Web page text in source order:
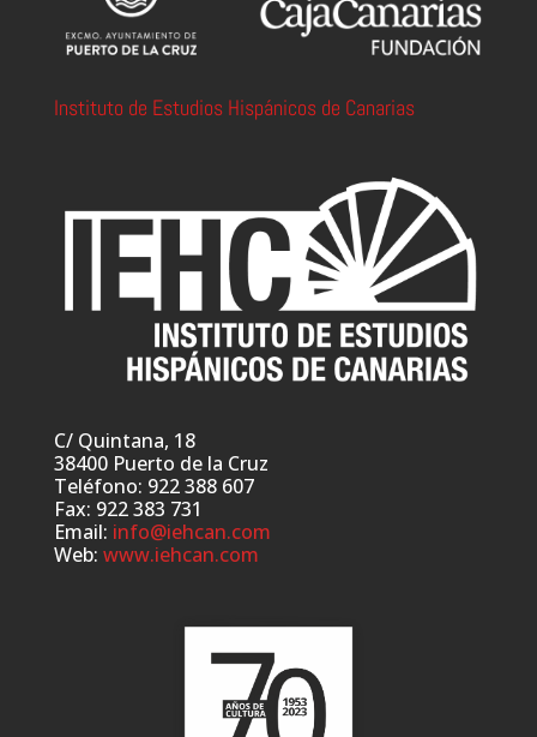
Instituto de Estudios Hispánicos de Canarias
C/ Quintana, 18
38400 Puerto de la Cruz
Teléfono: 922 388 607
Fax: 922 383 731
Email: info@iehcan.com
Web: www.iehcan.com